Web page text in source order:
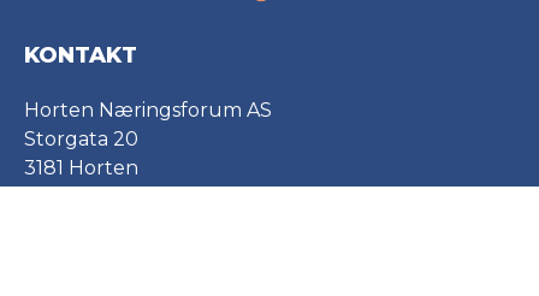
KONTAKT
Horten Næringsforum AS
Storgata 20
3181 Horten